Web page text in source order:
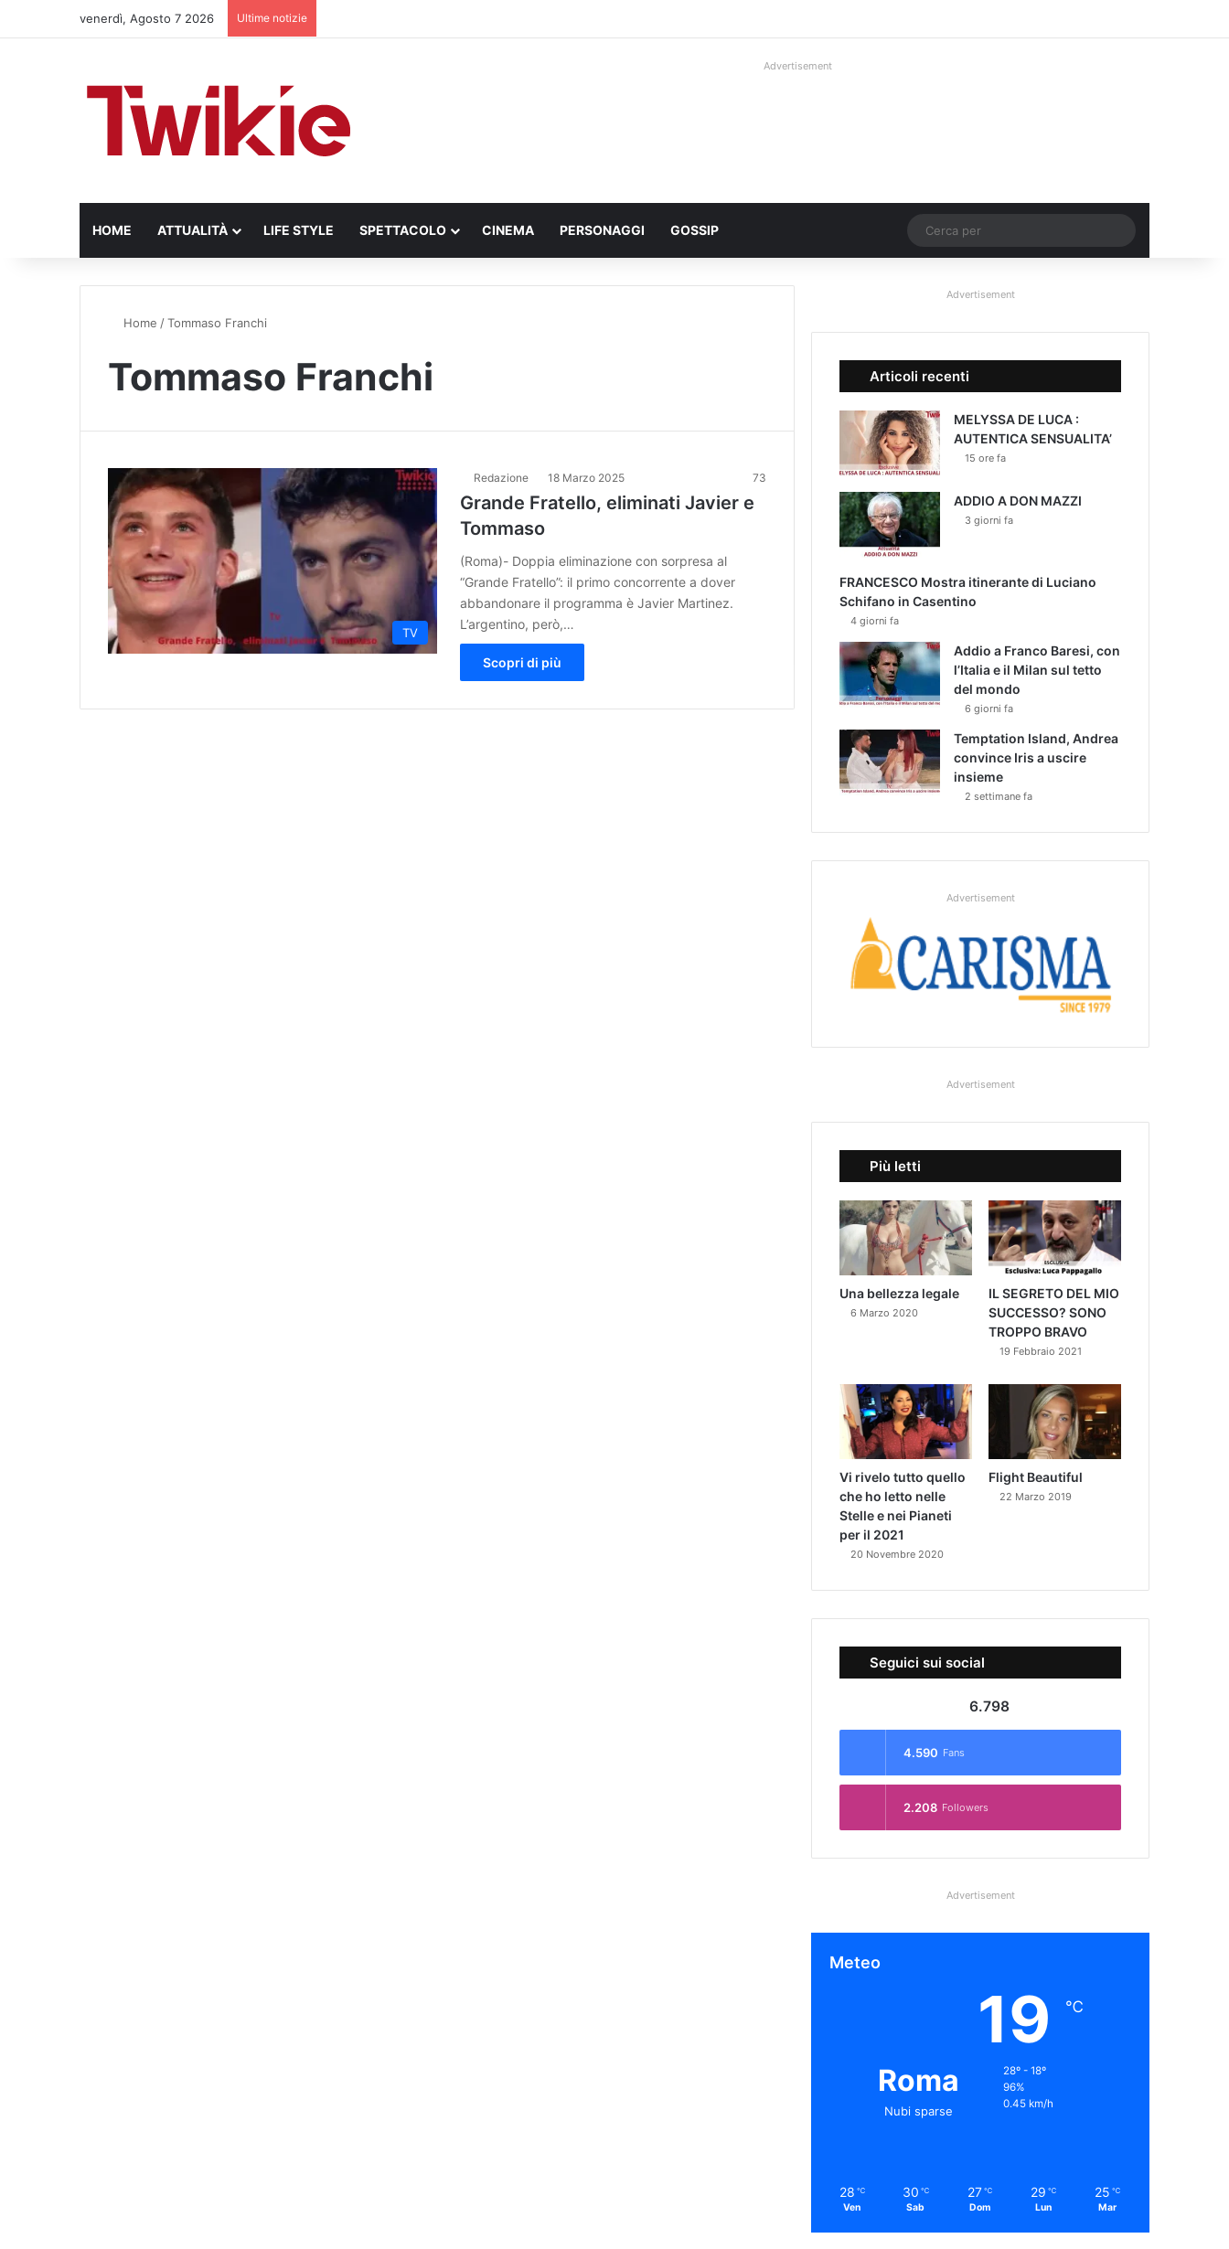
venerdì, Agosto 7 2026 Ultime notizie
Advertisement
HOME ATTUALITÀ LIFE STYLE SPETTACOLO CINEMA PERSONAGGI GOSSIP Un articolo a caso
per
Home /Tommaso Franchi
Tommaso Franchi
TV
Redazione 18 Marzo 2025 73
Grande Fratello, eliminati Javier e
Tommaso
(Roma)- Doppia eliminazione con sorpresa al
“Grande Fratello”: il primo concorrente a dover
abbandonare il programma è Javier Martinez.
L’argentino, però,…
Scopri di più
Advertisement
Articoli recenti
MELYSSA DE LUCA :
AUTENTICA SENSUALITA’
15 ore fa
ADDIO A DON MAZZI
3 giorni fa
FRANCESCO Mostra itinerante di Luciano
Schifano in Casentino
4 giorni fa
Addio a Franco Baresi, con
l’Italia e il Milan sul tetto
del mondo
6 giorni fa
Temptation Island, Andrea
convince Iris a uscire
insieme
2 settimane fa
Advertisement
Advertisement
Più letti
Una bellezza legale
6 Marzo 2020
IL SEGRETO DEL MIO
SUCCESSO? SONO
TROPPO BRAVO
19 Febbraio 2021
Vi rivelo tutto quello
che ho letto nelle
Stelle e nei Pianeti
per il 2021
20 Novembre 2020
Flight Beautiful
22 Marzo 2019
Seguici sui social
6.798
4.590 Fans
2.208 Followers
Advertisement
Meteo
Roma
Nubi sparse
19 ℃
28º - 18º
96%
0.45 km/h
28 ℃
Ven
30 ℃
Sab
27 ℃
Dom
29 ℃
Lun
25 ℃
Mar